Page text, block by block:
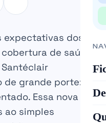
expectativas dos
de saúde
grande porte: o
Essa nova
ao simples